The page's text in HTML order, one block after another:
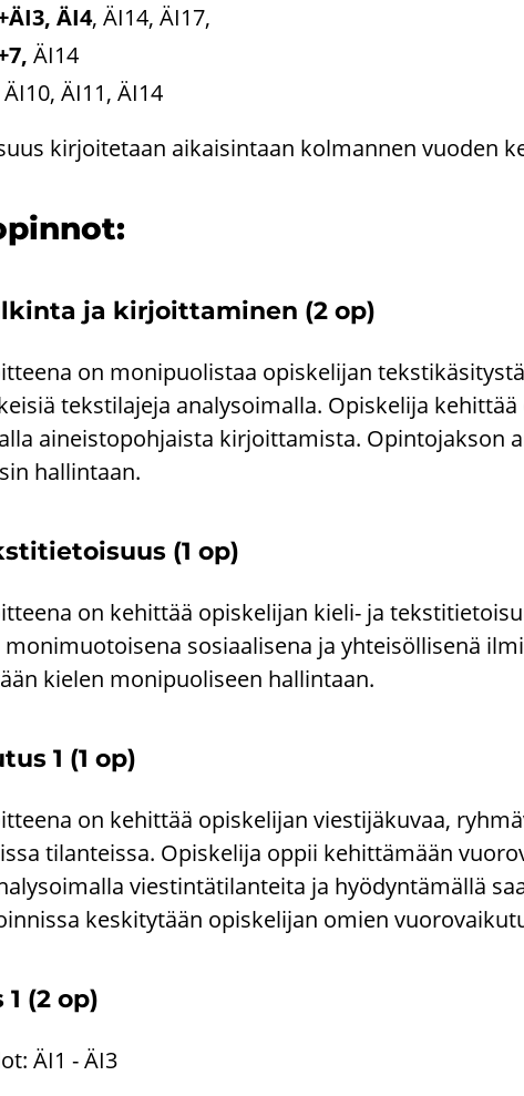
ÄI4, ÄI14, ÄI17,
ÄI14
ÄI11, ÄI14
kir­joi­te­taan ai­kai­sin­taan kol­man­nen vuo­den
ja kir­joit­ta­mi­nen (2 op)
on mo­ni­puo­lis­taa opis­ke­li­jan
teks­ti­la­je­ja ana­ly­soi­mal­la. Opis­ke­li­ja
ai­neis­to­poh­jais­ta kir­joit­ta­mis­ta. Opin­to­jak­son
hal­lin­taan.
(1 op)
on ke­hit­tää opis­ke­li­jan kieli-​ ja
so­si­aa­li­se­na ja yh­tei­söl­li­se­nä
kie­len mo­ni­puo­li­seen hal­lin­taan.
1 (1 op)
on ke­hit­tää opis­ke­li­jan vies­ti­jä­ku­vaa,
ti­lan­teis­sa. Opis­ke­li­ja oppii ke­hit­tä­mään
vies­tin­tä­ti­lan­tei­ta ja hyö­dyn­tä­mäl­lä
kes­ki­ty­tään opis­ke­li­jan omien
(2 op)
ÄI1 - ÄI3